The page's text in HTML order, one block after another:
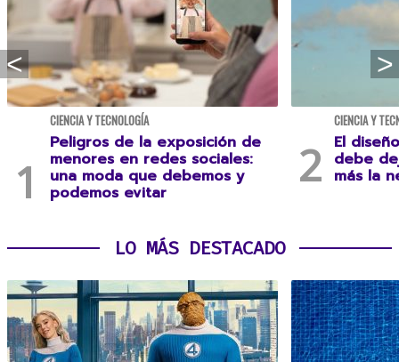
CIENCIA Y TECNOLOGÍA
Peligros de la exposición de
menores en redes sociales:
una moda que debemos y
podemos evitar
CIENCIA Y
El
debe
más la
LO MÁS DESTACADO